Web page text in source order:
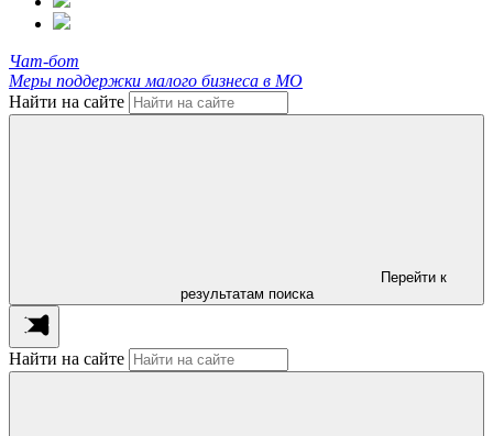
Чат-бот
Меры поддержки малого бизнеса в МО
Найти на сайте
Перейти к
результатам поиска
Найти на сайте